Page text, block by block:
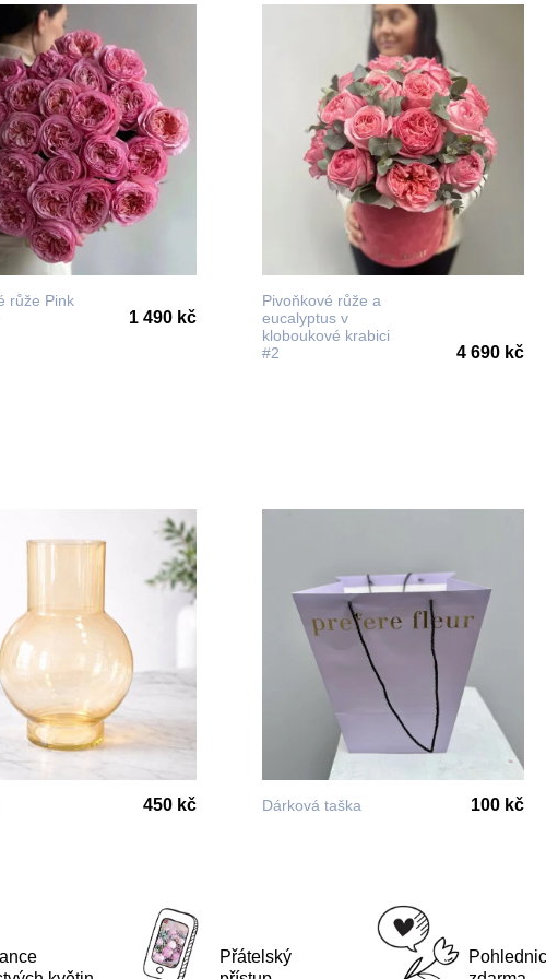
růže Pink
1 490 kč
Pivoňkové růže a
eucalyptus v
kloboukové krabici
#2
4 690 kč
450 kč Dárková taška 100 kč
Přátelský